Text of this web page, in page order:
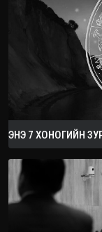
ЭНЭ 7 ХОНОГИЙН